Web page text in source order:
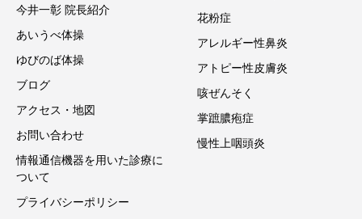
今井一彰 院長紹介
あいうべ体操
ゆびのば体操
ブログ
アクセス・地図
お問い合わせ
情報通信機器を用いた診療に
ついて
プライバシーポリシー
花粉症
アレルギー性鼻炎
アトピー性皮膚炎
咳ぜんそく
掌蹠膿疱症
慢性上咽頭炎